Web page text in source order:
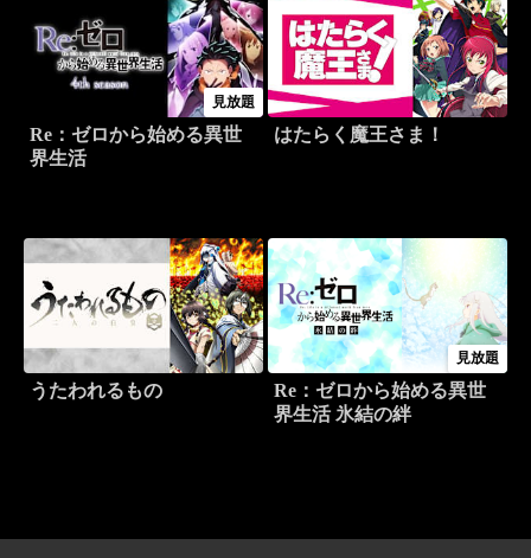
見放題
Re：ゼロから始める異世
界生活
はたらく魔王さま！
うたわれるもの
見放題
Re：ゼロから始める異世
界生活 氷結の絆